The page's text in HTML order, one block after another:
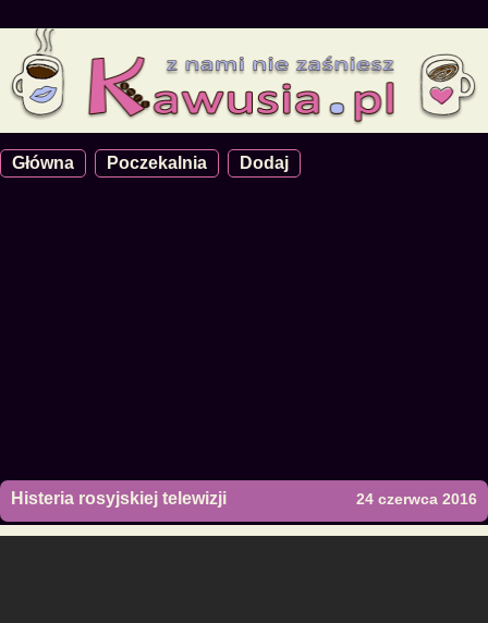
Główna Poczekalnia Dodaj
Histeria rosyjskiej telewizji 24 czerwca 2016